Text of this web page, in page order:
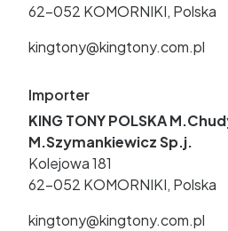
62-052 KOMORNIKI, Polska
kingtony@kingtony.com.pl
Importer
KING TONY POLSKA
M.Szymankiewicz Sp.j.
Kolejowa 181
62-052 KOMORNIKI, Polska
kingtony@kingtony.com.pl